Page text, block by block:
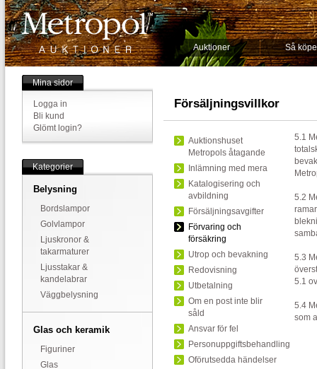
Auktioner Så
Mina sidor
Logga in
Bli kund
Glömt login?
Kategorier
Belysning
Bordslampor
Golvlampor
Ljuskronor &
takarmaturer
Ljusstakar &
kandelabrar
Väggbelysning
Glas och keramik
Figuriner
Glas
Försäljningsvillkor
Auktionshuset
Metropols åtagande
Inlämning med mera
Katalogisering och
avbildning
Försäljningsavgifter
Förvaring och
försäkring
Utrop och bevakning
Redovisning
Utbetalning
Om en post inte blir
såld
Ansvar för fel
Personuppgiftsbehandling
Oförutsedda händelser
5.1
5.2
5.3
5.1
5.4
som